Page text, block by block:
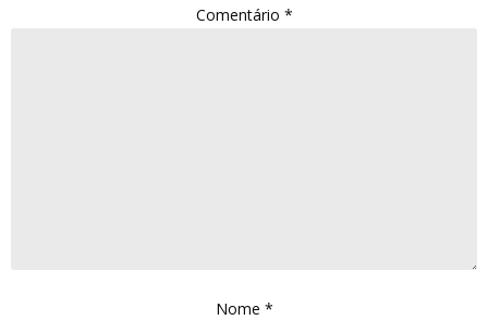
Comentário *
Nome *